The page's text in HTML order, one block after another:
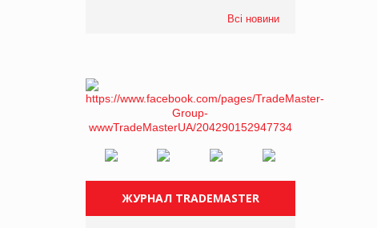
Всі новини
ЖУРНАЛ TRADEMASTER